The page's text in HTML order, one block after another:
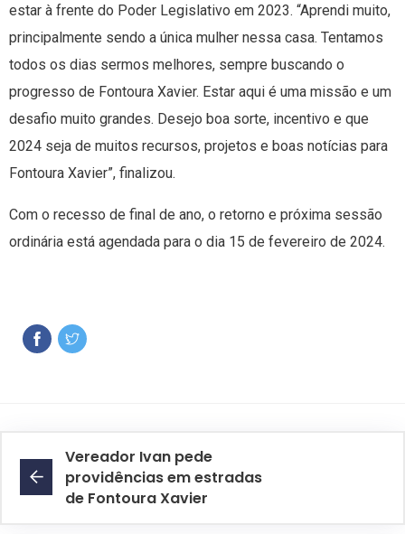
estar à frente do Poder Legislativo em 2023. “Aprendi muito,
principalmente sendo a única mulher nessa casa. Tentamos
todos os dias sermos melhores, sempre buscando o
progresso de Fontoura Xavier. Estar aqui é uma missão e um
desafio muito grandes. Desejo boa sorte, incentivo e que
2024 seja de muitos recursos, projetos e boas notícias para
Fontoura Xavier”, finalizou.
Com o recesso de final de ano, o retorno e próxima sessão
ordinária está agendada para o dia 15 de fevereiro de 2024.
Vereador Ivan pede
providências em estradas
de Fontoura Xavier